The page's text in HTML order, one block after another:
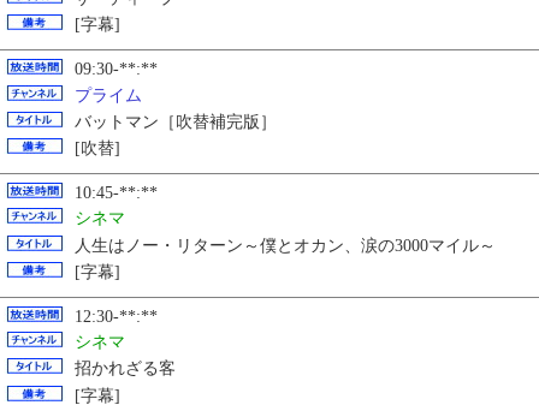
[字幕]
09:30-**:**
プライム
バットマン［吹替補完版］
[吹替]
10:45-**:**
シネマ
人生はノー・リターン～僕とオカン、涙の3000マイル～
[字幕]
12:30-**:**
シネマ
招かれざる客
[字幕]